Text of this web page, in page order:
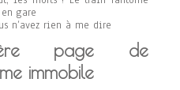
gare
n’avez rien à me dire
page de
immobile